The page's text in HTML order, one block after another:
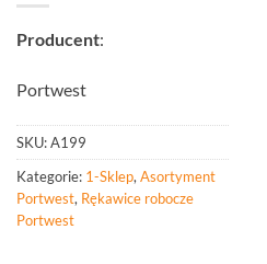
Producent:
Portwest
SKU:A199
Kategorie: 1-Sklep,Asortyment
Portwest, Rękawice robocze
Portwest